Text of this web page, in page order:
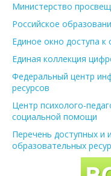
Министерство
Российское
Единое окно доступа
Единая коллекция
Федеральный центр
ресурсов
Центр психолого-
социальной помощи
Перечень доступных и
образовательных